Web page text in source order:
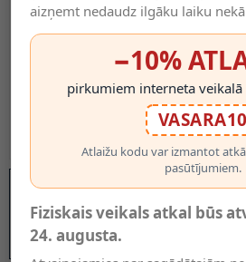
aizņemt nedaudz ilgāku laiku
−10%
pirkumiem interneta
VASARA10
Atlaižu kodu var izmantot
pasūtījumiem.
Fiziskais veikals atkal būs
24. augusta.